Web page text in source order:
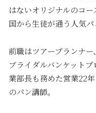
はないオリジナルのコ
国から生徒が通う人気パ
前職はツアープランナー
ブライダルバンケット
業部長も務めた営業22
のパン講師。